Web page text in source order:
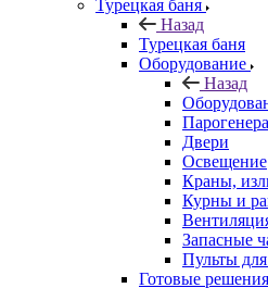
Турецкая баня
Назад
Турецкая баня
Оборудование
Назад
Двери
Освещение
Краны,
Курны и
Запасные
Пульты
Готовые решения